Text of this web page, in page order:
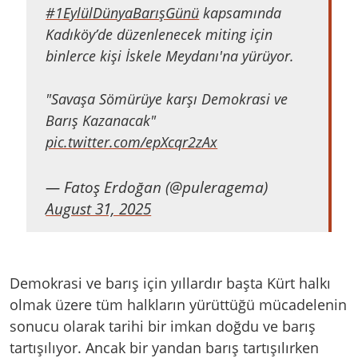
#1EylülDünyaBarışGünü kapsamında
Kadıköy’de düzenlenecek miting için
binlerce kişi İskele Meydanı'na yürüyor.
"Savaşa Sömürüye karşı Demokrasi ve
Barış Kazanacak"
pic.twitter.com/epXcqr2zAx
— Fatoş Erdoğan (@puleragema)
August 31, 2025
Demokrasi ve barış için yıllardır başta Kürt halkı
olmak üzere tüm halkların yürüttüğü mücadelenin
sonucu olarak tarihi bir imkan doğdu ve barış
tartışılıyor. Ancak bir yandan barış tartışılırken